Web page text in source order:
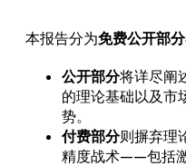
本报告分为免费公开部分
公开部分将详尽阐
的理论基础以及市
势。
付费部分则摒弃理
精度战术——包括